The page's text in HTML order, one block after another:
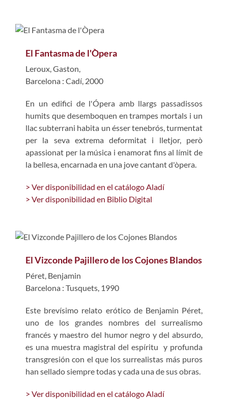
El Fantasma de l'Òpera
Leroux, Gaston,
Barcelona : Cadí, 2000
En un edifici de l'Ópera amb llargs passadissos
humits que desemboquen en trampes mortals i un
llac subterrani habita un ésser tenebrós, turmentat
per la seva extrema deformitat i lletjor, però
apassionat per la música i enamorat fins al límit de
la bellesa, encarnada en una jove cantant d'òpera.
> Ver disponibilidad en el catálogo Aladí
> Ver disponibilidad en Biblio Digital
El Vizconde Pajillero de los Cojones Blandos
Péret, Benjamin
Barcelona : Tusquets, 1990
Este brevísimo relato erótico de Benjamin Péret,
uno de los grandes nombres del surrealismo
francés y maestro del humor negro y del absurdo,
es una muestra magistral del espíritu y profunda
transgresión con el que los surrealistas más puros
han sellado siempre todas y cada una de sus obras.
> Ver disponibilidad en el catálogo Aladí